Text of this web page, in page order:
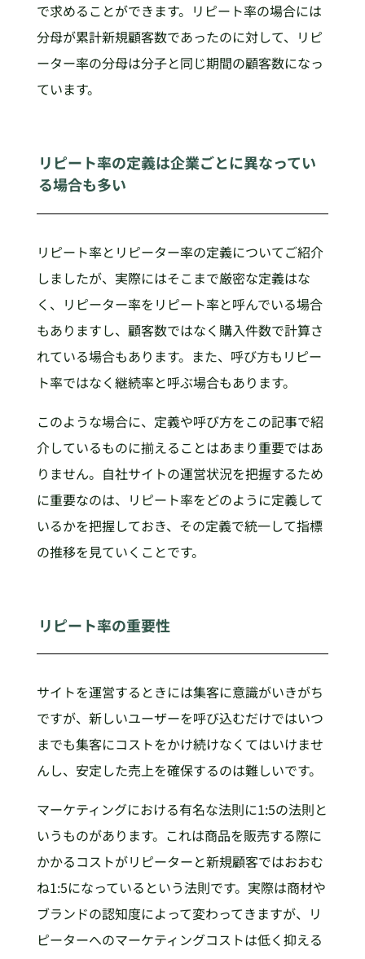
で求めることができます。リピート率の場合には
分母が累計新規顧客数であったのに対して、リピ
ーター率の分母は分子と同じ期間の顧客数になっ
ています。
リピート率の定義は企業ごとに異なってい
る場合も多い
リピート率とリピーター率の定義についてご紹介
しましたが、実際にはそこまで厳密な定義はな
く、リピーター率をリピート率と呼んでいる場合
もありますし、顧客数ではなく購入件数で計算さ
れている場合もあります。また、呼び方もリピー
ト率ではなく継続率と呼ぶ場合もあります。
このような場合に、定義や呼び方をこの記事で紹
介しているものに揃えることはあまり重要ではあ
りません。自社サイトの運営状況を把握するため
に重要なのは、リピート率をどのように定義して
いるかを把握しておき、その定義で統一して指標
の推移を見ていくことです。
リピート率の重要性
サイトを運営するときには集客に意識がいきがち
ですが、新しいユーザーを呼び込むだけではいつ
までも集客にコストをかけ続けなくてはいけませ
んし、安定した売上を確保するのは難しいです。
マーケティングにおける有名な法則に1:5の法則と
いうものがあります。これは商品を販売する際に
かかるコストがリピーターと新規顧客ではおおむ
ね1:5になっているという法則です。実際は商材や
ブランドの認知度によって変わってきますが、リ
ピーターへのマーケティングコストは低く抑える